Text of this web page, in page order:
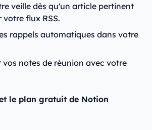
veille dès qu'un article pertinent
votre flux RSS.
rappels automatiques dans votre
vos notes de réunion avec votre
le plan gratuit de Notion